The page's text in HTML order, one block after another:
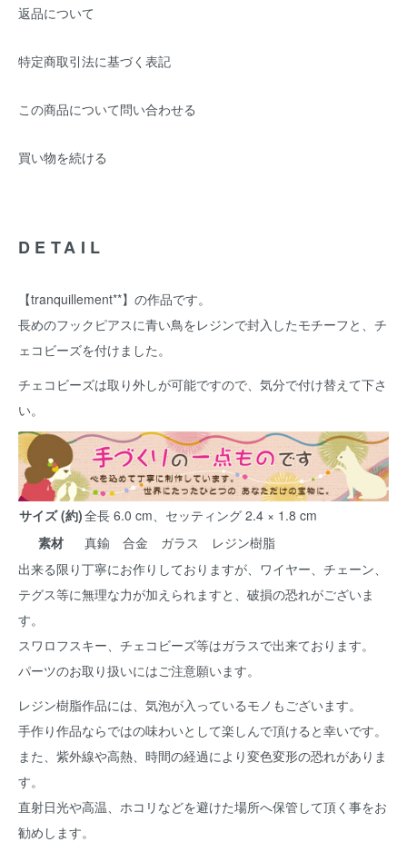
返品について
特定商取引法に基づく表記
この商品について問い合わせる
買い物を続ける
DETAIL
【tranquillement**】の作品です。
長めのフックピアスに青い鳥をレジンで封入したモチーフと、チ
ェコビーズを付けました。
チェコビーズは取り外しが可能ですので、気分で付け替えて下さ
い。
サイズ (約)全長 6.0 cm、セッティング 2.4 × 1.8 cm
素材
真鍮 合金 ガラス レジン樹脂
出来る限り丁寧にお作りしておりますが、ワイヤー、チェーン、
テグス等に無理な力が加えられますと、破損の恐れがございま
す。
スワロフスキー、チェコビーズ等はガラスで出来ております。
パーツのお取り扱いにはご注意願います。
レジン樹脂作品には、気泡が入っているモノもございます。
手作り作品ならではの味わいとして楽しんで頂けると幸いです。
また、紫外線や高熱、時間の経過により変色変形の恐れがありま
す。
直射日光や高温、ホコリなどを避けた場所へ保管して頂く事をお
勧めします。